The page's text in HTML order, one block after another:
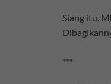
Siang itu,
***